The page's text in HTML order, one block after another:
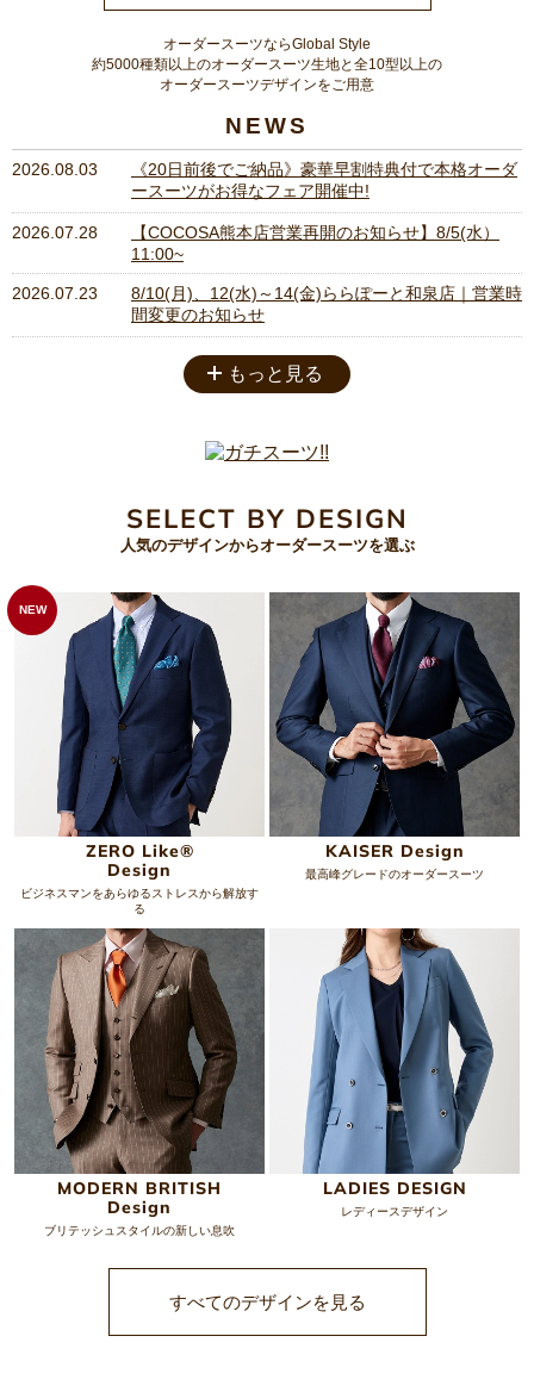
オーダースーツならGlobal Style
約5000種類以上のオーダースーツ生地と全10型以上の
オーダースーツデザインをご用意
NEWS
2026.08.03
《20日前後でご納品》豪華早割特典付で本格オーダ
ースーツがお得なフェア開催中!
2026.07.28
【COCOSA熊本店営業再開のお知らせ】8/5(水）
11:00~
2026.07.23
8/10(月)、12(水)～14(金)ららぽーと和泉店｜営業時
間変更のお知らせ
もっと見る
SELECT BY DESIGN
人気のデザインからオーダースーツを選ぶ
NEW
ZERO Like®
Design
ビジネスマンをあらゆるストレスから解放す
る
KAISER Design
最高峰グレードのオーダースーツ
MODERN BRITISH
Design
ブリテッシュスタイルの新しい息吹
LADIES DESIGN
レディースデザイン
すべてのデザインを見る